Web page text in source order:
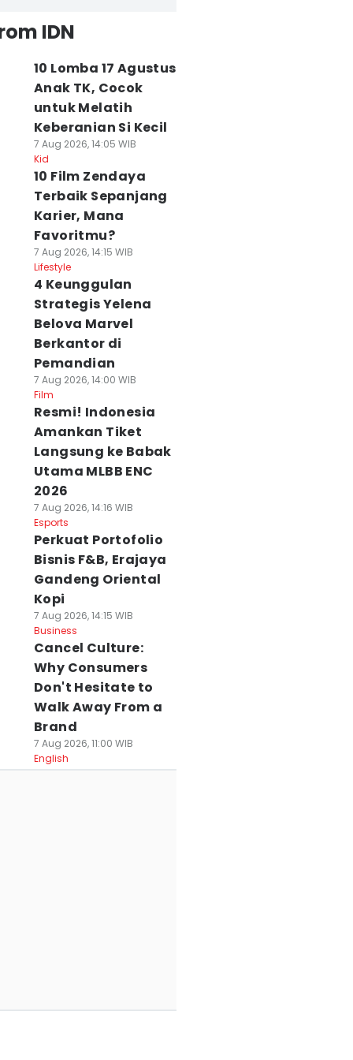
IDN
10 Lomba 17 Agustus
Anak TK, Cocok
untuk Melatih
Keberanian Si Kecil
7 Aug 2026, 14:05 WIB
Kid
10 Film Zendaya
Terbaik Sepanjang
Karier, Mana
Favoritmu?
7 Aug 2026, 14:15 WIB
Lifestyle
4 Keunggulan
Strategis Yelena
Belova Marvel
Berkantor di
Pemandian
7 Aug 2026, 14:00 WIB
Film
Resmi! Indonesia
Amankan Tiket
Langsung ke Babak
Utama MLBB ENC
2026
7 Aug 2026, 14:16 WIB
Esports
Perkuat Portofolio
Bisnis F&B, Erajaya
Gandeng Oriental
Kopi
7 Aug 2026, 14:15 WIB
Business
Cancel Culture:
Why Consumers
Don't Hesitate to
Walk Away From a
Brand
7 Aug 2026, 11:00 WIB
English